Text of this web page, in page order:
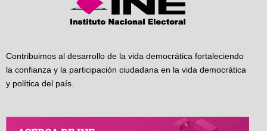
Contribuimos al desarrollo de la vida democrática fortaleciendo
la confianza y la participación ciudadana en la vida democrática
y política del país.